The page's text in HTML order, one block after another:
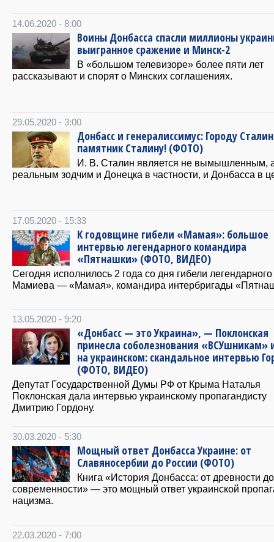
14.06.2020 - 8:00
Воины Донбасса спасли миллионы
выигранное сражение и Минск-2
В «большом телевизоре» более пяти лет
рассказывают и спорят о Минских соглашениях.
29.05.2020 - 3:00
Донбасс и генералиссимус: Городу
памятник Сталину! (ФОТО)
И. В. Сталин является не вымышленным,
реальным зодчим и Донецка в частности, и Донбасса в
17.05.2020 - 15:33
К годовщине гибели «Мамая»: большое
интервью легендарного командира
«Пятнашки» (ФОТО, ВИДЕО)
Сегодня исполнилось 2 года со дня гибели
Мамиева — «Мамая», командира интербригады
13.05.2020 - 9:20
«Донбасс — это Украина», — Поклонская
принесла соболезнования «ВСУшникам»
на украинском: скандальное интервью
(ФОТО, ВИДЕО)
Депутат Государственной Думы РФ от Крыма Наталья
Поклонская дала интервью украинскому пропагандисту
Дмитрию Гордону.
30.03.2020 - 5:30
Мощный ответ Донбасса Украине: от
Славяносербии до России (ФОТО)
Книга «История Донбасса: от древности до
современности» — это мощный ответ украинской
нацизма.
22.03.2020 - 7:00